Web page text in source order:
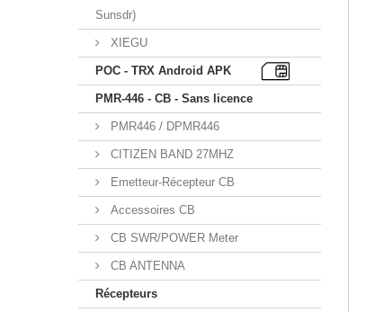
Sunsdr)
XIEGU
POC - TRX Android APK
PMR-446 - CB - Sans licence
PMR446 / DPMR446
CITIZEN BAND 27MHZ
Emetteur-Récepteur CB
Accessoires CB
CB SWR/POWER Meter
CB ANTENNA
Récepteurs